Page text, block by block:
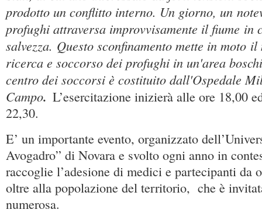
prodotto un conflitto interno. Un giorno, un
profughi attraversa improvvisamente il fiume in
salvezza. Questo sconfinamento mette in moto
ricerca e soccorso dei profughi in un'area
centro dei soccorsi è costituito dall'Ospedale
Campo. L’esercitazione inizierà alle ore 18,00
22,30.
E’ un importante evento, organizzato
Avogadro” di Novara e svolto ogni anno in
raccoglie l’adesione di medici e partecipanti da
oltre alla popolazione del territorio, che è
numerosa.